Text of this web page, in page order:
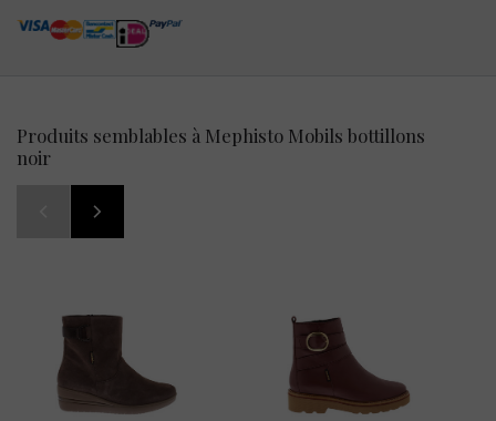
Produits semblables à Mephisto Mobils bottillons
noir